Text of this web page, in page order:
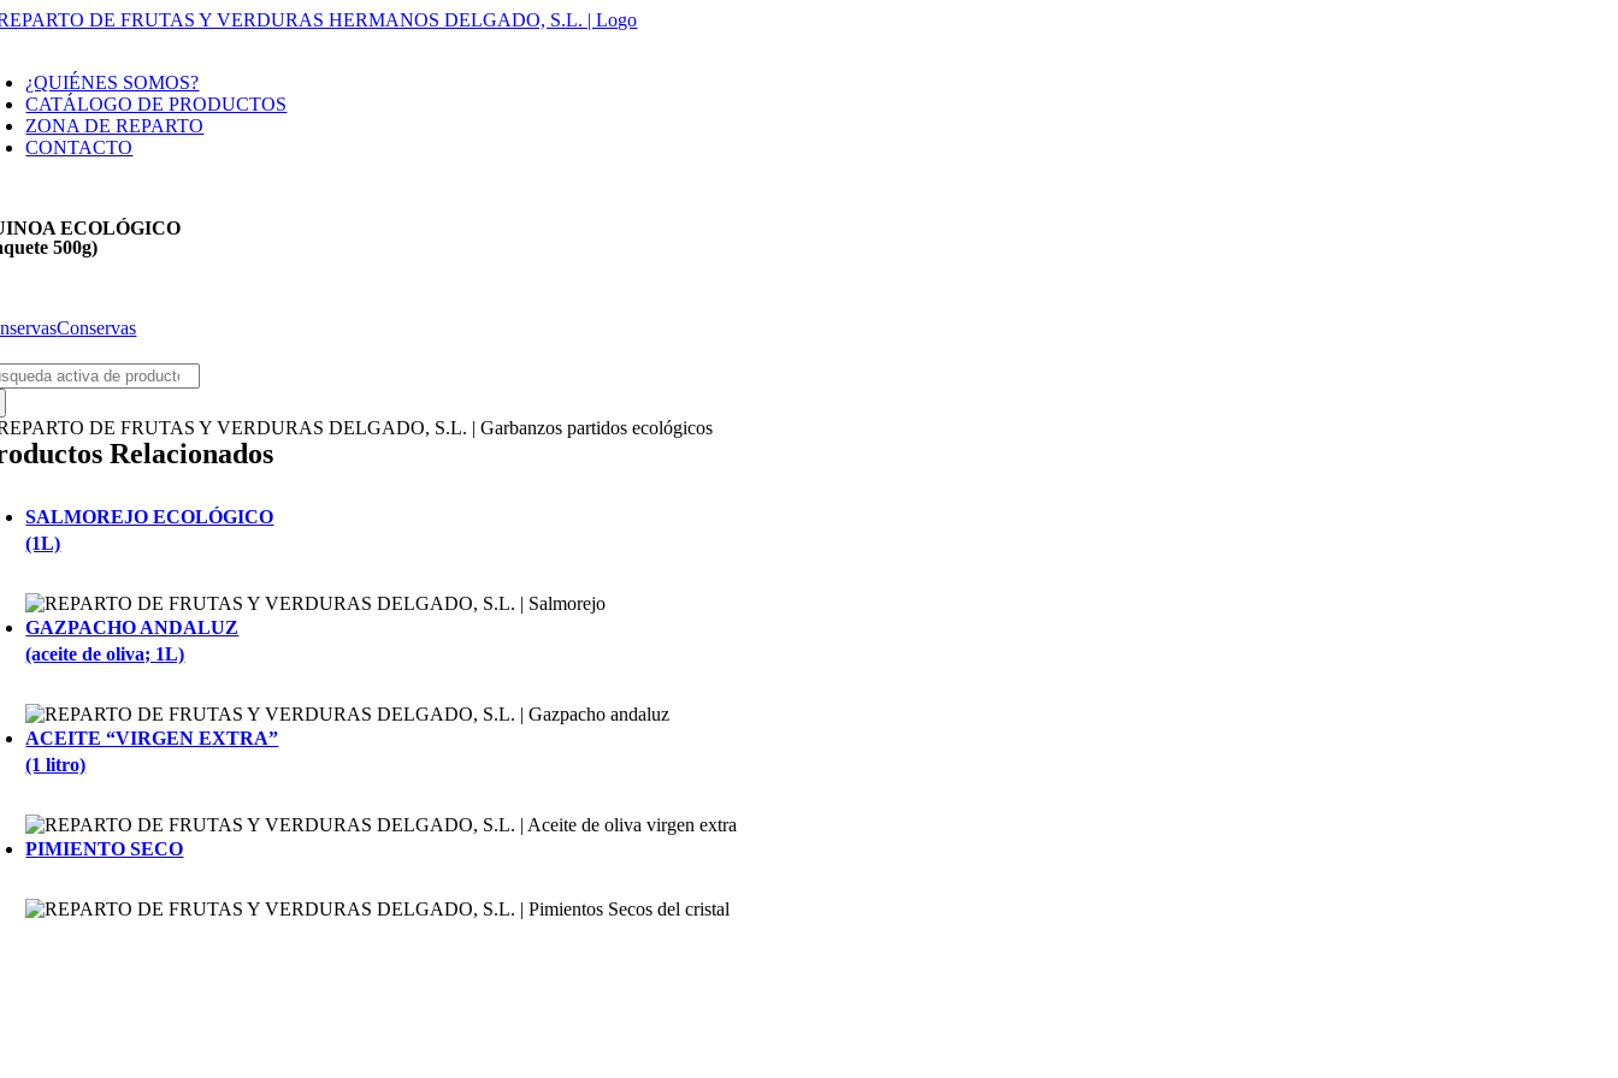
Saltar
¿QUIÉNES SOMOS?
CATÁLOGO DE PRODUCTOS
ZONA DE REPARTO
CONTACTO
ECOLÓGICO
500g)
Conservas
Relacionados
SALMOREJO ECOLÓGICO
(1L)
GAZPACHO ANDALUZ
(aceite de oliva; 1L)
ACEITE “VIRGEN EXTRA”
(1 litro)
PIMIENTO SECO